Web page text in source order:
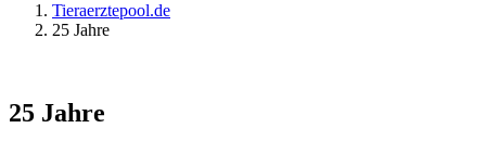
Tieraerztepool.de
25 Jahre
25 Jahre